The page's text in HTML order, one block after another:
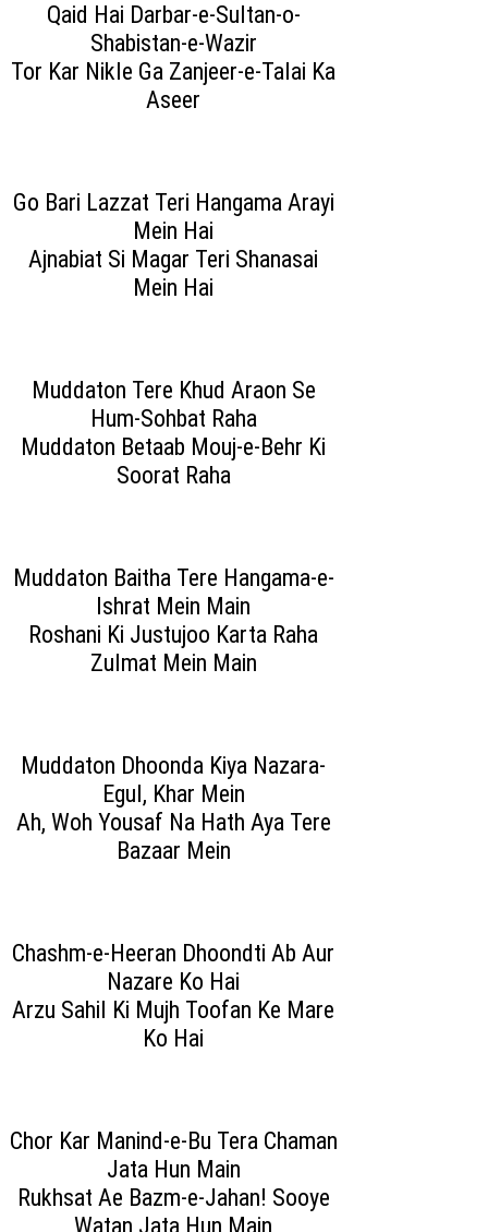
Qaid Hai Darbar-e-Sultan-o-
Shabistan-e-Wazir
Tor Kar Nikle Ga Zanjeer-e-Talai Ka
Aseer
Go Bari Lazzat Teri Hangama Arayi
Mein Hai
Ajnabiat Si Magar Teri Shanasai
Mein Hai
Muddaton Tere Khud Araon Se
Hum-Sohbat Raha
Muddaton Betaab Mouj-e-Behr Ki
Soorat Raha
Muddaton Baitha Tere Hangama-e-
Ishrat Mein Main
Roshani Ki Justujoo Karta Raha
Zulmat Mein Main
Muddaton Dhoonda Kiya Nazara-
Egul, Khar Mein
Ah, Woh Yousaf Na Hath Aya Tere
Bazaar Mein
Chashm-e-Heeran Dhoondti Ab Aur
Nazare Ko Hai
Arzu Sahil Ki Mujh Toofan Ke Mare
Ko Hai
Chor Kar Manind-e-Bu Tera Chaman
Jata Hun Main
Rukhsat Ae Bazm-e-Jahan! Sooye
Watan Jata Hun Main